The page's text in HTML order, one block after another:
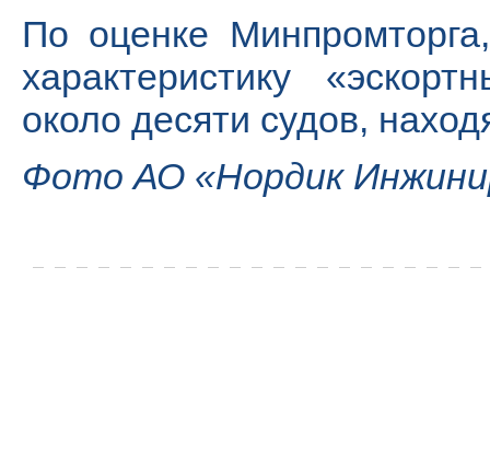
По оценке
характеристику
около десяти судов,
Фото АО «Нордик